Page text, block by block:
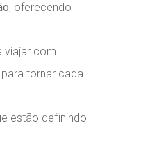
, oferecendo
viajar com
tornar cada
estão definindo